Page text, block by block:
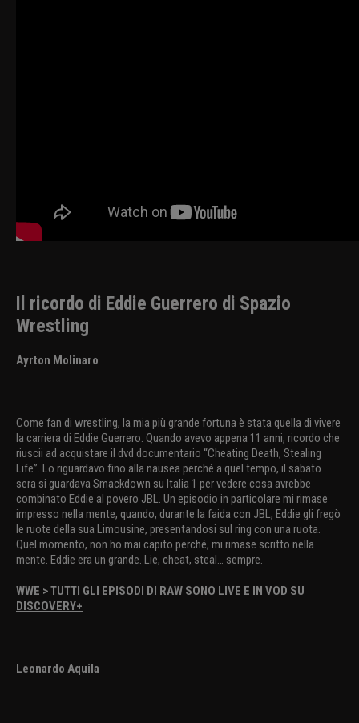
Il ricordo di Eddie Guerrero di Spazio
Wrestling
Ayrton Molinaro
Come fan di wrestling, la mia più grande fortuna è stata quella di vivere
la carriera di Eddie Guerrero. Quando avevo appena 11 anni, ricordo che
riuscii ad acquistare il dvd documentario “Cheating Death, Stealing
Life”. Lo riguardavo fino alla nausea perché a quel tempo, il sabato
sera si guardava Smackdown su Italia 1 per vedere cosa avrebbe
combinato Eddie al povero JBL. Un episodio in particolare mi rimase
impresso nella mente, quando, durante la faida con JBL, Eddie gli fregò
le ruote della sua Limousine, presentandosi sul ring con una ruota.
Quel momento, non ho mai capito perché, mi rimase scritto nella
mente. Eddie era un grande. Lie, cheat, steal… sempre.
WWE > TUTTI GLI EPISODI DI RAW SONO LIVE E IN VOD SU
DISCOVERY+
Leonardo Aquila